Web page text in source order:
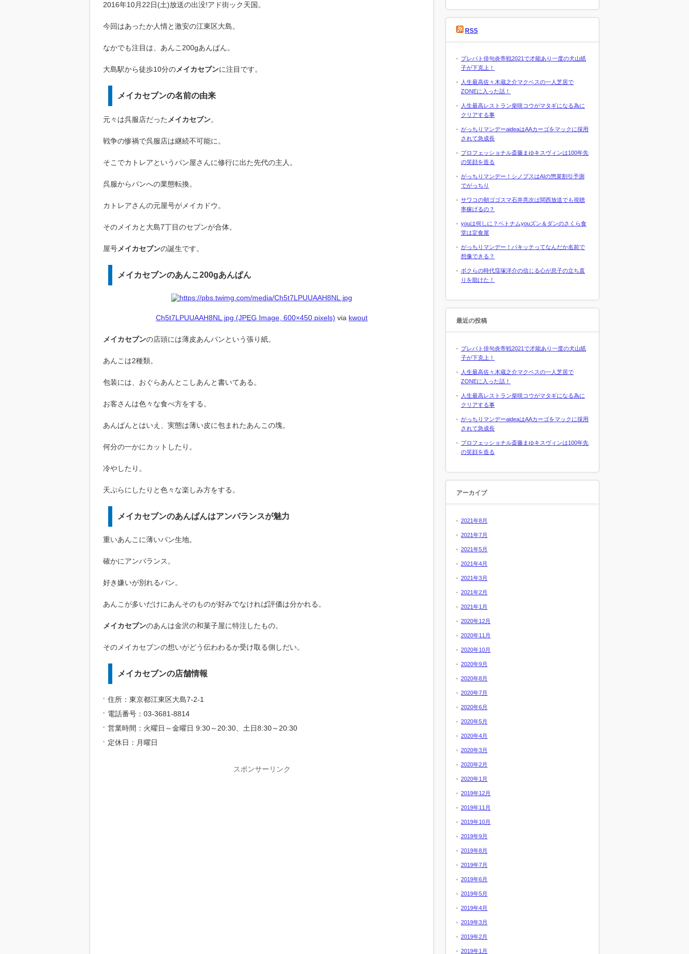
2016年10月22日(土)放送の出没!アド街ック天国。
今回はあったか人情と激安の江東区大島。
なかでも注目は、あんこ200gあんぱん。
大島駅から徒歩10分のメイカセブンに注目です。
メイカセブンの名前の由来
元々は呉服店だった メイカセブン。
戦争の惨禍で呉服店は継続不可能に。
そこでカトレアというパン屋さんに修行に出た先代の主人。
呉服からパンへの業態転換。
カトレアさんの元屋号がメイカドウ。
そのメイカと大島7丁目のセブンが合体。
屋号メイカセブンの誕生です。
メイカセブンのあんこ200gあんぱん
Ch5t7LPUUAAH8NL.jpg (JPEG Image, 600×450 pixels) via kwout
メイカセブンの店頭には薄皮あんパンという張り紙。
あんこは2種類。
包装には、おぐらあんとこしあんと書いてある。
お客さんは色々な食べ方をする。
あんぱんとはいえ、実態は薄い皮に包まれたあんこの塊。
何分の一かにカットしたり。
冷やしたり。
天ぷらにしたりと色々な楽しみ方をする。
メイカセブンのあんぱんはアンバランスが魅力
重いあんこに薄いパン生地。
確かにアンバランス。
好き嫌いが別れるパン。
あんこが多いだけにあんそのものが好みでなければ評価は分かれる。
メイカセブンのあんは金沢の和菓子屋に特注したもの。
そのメイカセブンの想いがどう伝わわるか受け取る側しだい。
メイカセブンの店舗情報
住所：東京都江東区大島7-2-1
電話番号：03-3681-8814
営業時間：火曜日～金曜日 9:30～20:30、土日8:30～20:30
定休日：月曜日
スポンサーリンク
RSS
プレバト俳句炎帝戦2021で才能あり一度の犬山紙
子が下克上！
人生最高佐々木蔵之介マクベスの一人芝居で
ZONEに入った話！
人生最高レストラン柴咲コウがマタギになる為に
クリアする事
がっちりマンデーaideaはAAカーゴをマックに採用
されて急成長
プロフェッショナル斎藤まゆキスヴィンは100年先
の笑顔を造る
がっちりマンデー！シノプスはAIの惣菜割引予測
でがっちり
サワコの朝ゴゴスマ石井亮次は関西放送でも視聴
率稼げるの？
youは何しに？ベトナムyouズン＆ダンのさくら食
堂は定食屋
がっちりマンデー！パキッテってなんだか名前で
想像できる？
ボクらの時代窪塚洋介の信じる心が息子の立ち直
りを助けた！
最近の投稿
プレバト俳句炎帝戦2021で才能あり一度の犬山紙
子が下克上！
人生最高佐々木蔵之介マクベスの一人芝居で
ZONEに入った話！
人生最高レストラン柴咲コウがマタギになる為に
クリアする事
がっちりマンデーaideaはAAカーゴをマックに採用
されて急成長
プロフェッショナル斎藤まゆキスヴィンは100年先
の笑顔を造る
アーカイブ
2021年8月
2021年7月
2021年5月
2021年4月
2021年3月
2021年2月
2021年1月
2020年12月
2020年11月
2020年10月
2020年9月
2020年8月
2020年7月
2020年6月
2020年5月
2020年4月
2020年3月
2020年2月
2020年1月
2019年12月
2019年11月
2019年10月
2019年9月
2019年8月
2019年7月
2019年6月
2019年5月
2019年4月
2019年3月
2019年2月
2019年1月